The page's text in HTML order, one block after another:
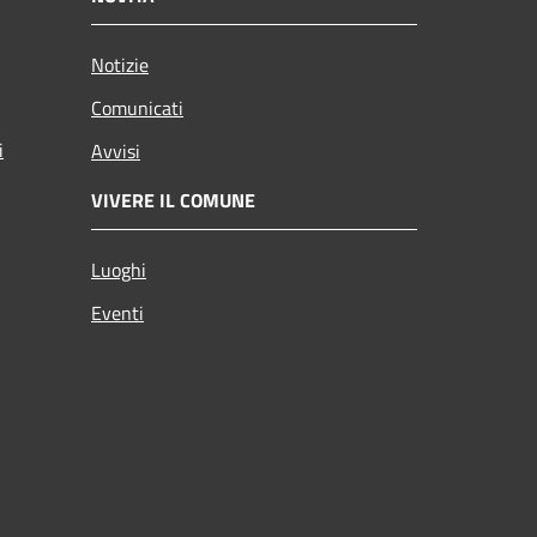
Notizie
Comunicati
Avvisi
VIVERE IL COMUNE
Luoghi
Eventi